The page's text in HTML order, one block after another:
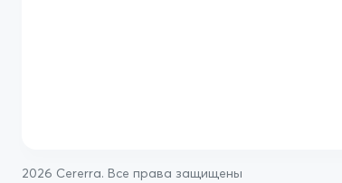
2026 Cererra. Все права защищены